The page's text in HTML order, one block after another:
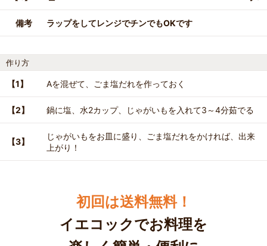
備考 ラップをしてレンジでチンでもOKです
作り方
【1】 Aを混ぜて、ごま塩だれを作っておく
【2】 鍋に塩、水2カップ、じゃがいもを入れて3～4分茹でる
【3】
じゃがいもをお皿に盛り、ごま塩だれをかければ、出来
上がり！
初回は送料無料！
イエコックでお料理を